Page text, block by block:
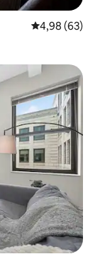
Évaluation
4,98 (63)